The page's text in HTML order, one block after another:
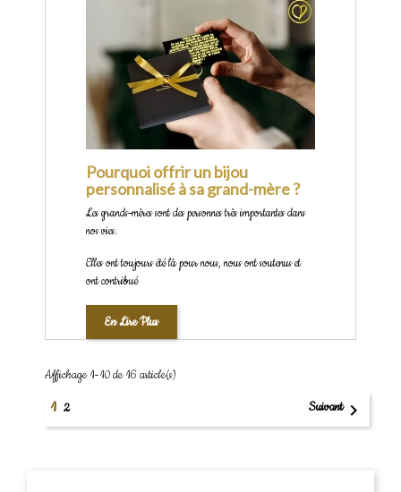
Pourquoi offrir un bijou
personnalisé à sa grand-mère ?
Les grands-mères sont des personnes très importantes dans
nos vies.
Elles ont toujours été là pour nous, nous ont soutenus et
ont contribué
En Lire Plus
Affichage 1-10 de 16 article(s)
1 2 Suivant